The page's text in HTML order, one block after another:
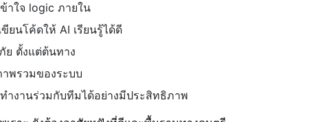
าใจ logic ภายใน
ยนโค้ดให้ AI เรียนรู้ได้ดี
ตั้งแต่ต้นทาง
พรวมของระบบ
ำงานร่วมกับทีมได้อย่างมีประสิทธิภาพ